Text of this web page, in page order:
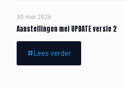
30 mei 2026
Aanstellingen mei UPDATE versie 2
Lees verder